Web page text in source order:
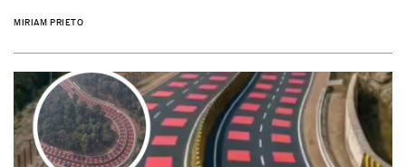
MIRIAM PRIETO